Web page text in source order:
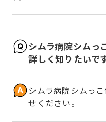
シムラ病院シムっ
詳しく知りたいです
シムラ病院シムっ
せください。